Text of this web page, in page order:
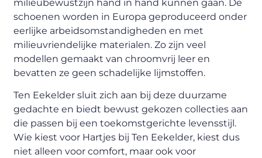
milieubewustzijn hand in hand kunnen gaan. De
schoenen worden in Europa geproduceerd onder
eerlijke arbeidsomstandigheden en met
milieuvriendelijke materialen. Zo zijn veel
modellen gemaakt van chroomvrij leer en
bevatten ze geen schadelijke lijmstoffen.
Ten Eekelder sluit zich aan bij deze duurzame
gedachte en biedt bewust gekozen collecties aan
die passen bij een toekomstgerichte levensstijl.
Wie kiest voor Hartjes bij Ten Eekelder, kiest dus
niet alleen voor comfort, maar ook voor